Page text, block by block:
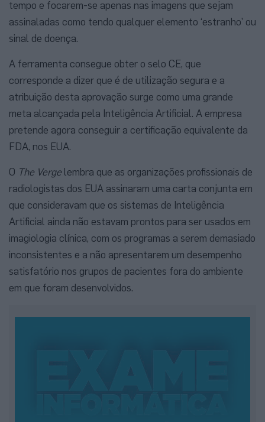
tempo e focarem-se apenas nas imagens que sejam
assinaladas como tendo qualquer elemento ‘estranho’ ou
sinal de doença.
A ferramenta consegue obter o selo CE, que
corresponde a dizer que é de utilização segura e a
atribuição desta aprovação surge como uma grande
meta alcançada pela Inteligência Artificial. A empresa
pretende agora conseguir a certificação equivalente da
FDA, nos EUA.
O The Verge lembra que as organizações profissionais de
radiologistas dos EUA assinaram uma carta conjunta em
que consideravam que os sistemas de Inteligência
Artificial ainda não estavam prontos para ser usados em
imagiologia clínica, com os programas a serem demasiado
inconsistentes e a não apresentarem um desempenho
satisfatório nos grupos de pacientes fora do ambiente
em que foram desenvolvidos.